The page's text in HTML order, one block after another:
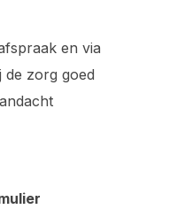
en via
de zorg goed